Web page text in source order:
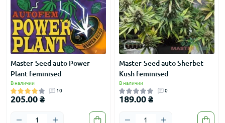
Master-Seed auto Power
Plant feminised
В наличии
10
205.00 ₴
Master-Seed auto Sherbet
Kush feminised
В наличии
0
189.00 ₴